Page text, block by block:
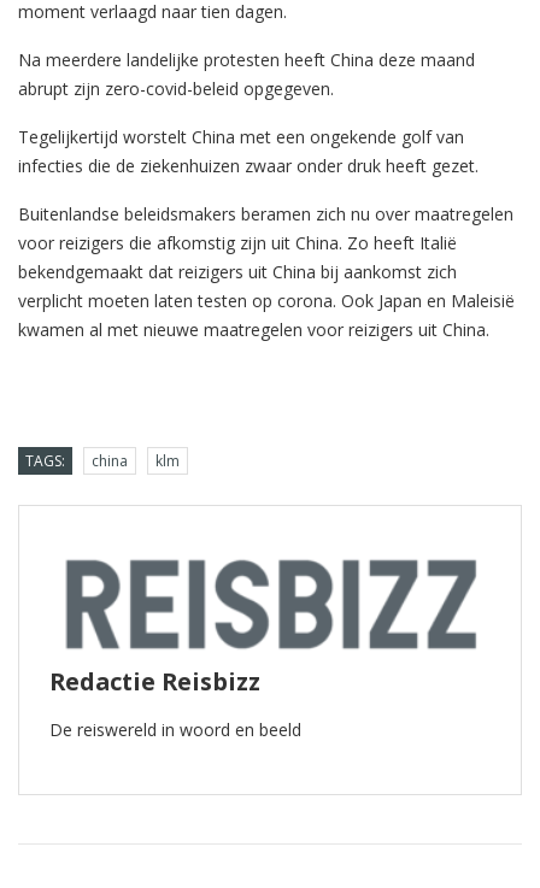
moment verlaagd naar tien dagen.
Na meerdere landelijke protesten heeft China deze maand
abrupt zijn zero-covid-beleid opgegeven.
Tegelijkertijd worstelt China met een ongekende golf van
infecties die de ziekenhuizen zwaar onder druk heeft gezet.
Buitenlandse beleidsmakers beramen zich nu over maatregelen
voor reizigers die afkomstig zijn uit China. Zo heeft Italië
bekendgemaakt dat reizigers uit China bij aankomst zich
verplicht moeten laten testen op corona. Ook Japan en Maleisië
kwamen al met nieuwe maatregelen voor reizigers uit China.
TAGS: china klm
Redactie Reisbizz
De reiswereld in woord en beeld